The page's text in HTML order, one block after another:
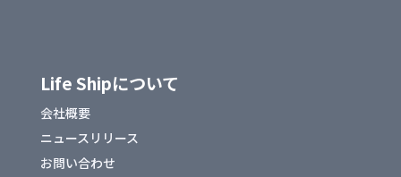
Life Shipについて
会社概要
ニュースリリース
お問い合わせ